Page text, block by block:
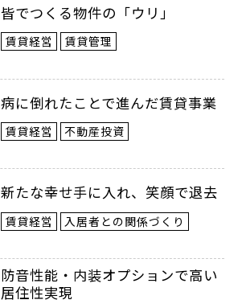
皆でつくる物件の「ウリ」
賃貸経営 賃貸管理
病に倒れたことで進んだ賃貸事業
賃貸経営 不動産投資
新たな幸せ手に入れ、笑顔で退去
賃貸経営 入居者との関係づくり
防音性能・内装オプションで高い
居住性実現